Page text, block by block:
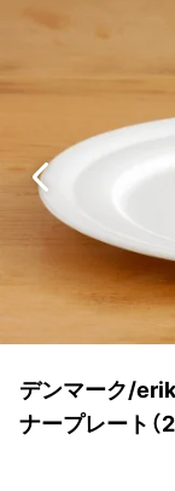
デンマーク/
ナープレート（